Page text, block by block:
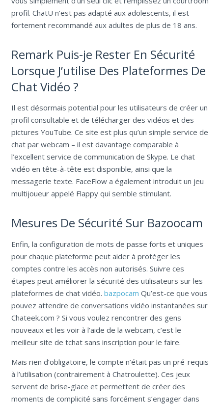
profil. ChatU n’est pas adapté aux adolescents, il est
fortement recommandé aux adultes de plus de 18 ans.
Remark Puis-je Rester En Sécurité
Lorsque J’utilise Des Plateformes De
Chat Vidéo ?
Il est désormais potential pour les utilisateurs de créer un
profil consultable et de télécharger des vidéos et des
pictures YouTube. Ce site est plus qu’un simple service de
chat par webcam – il est davantage comparable à
l’excellent service de communication de Skype. Le chat
vidéo en tête-à-tête est disponible, ainsi que la
messagerie texte. FaceFlow a également introduit un jeu
multijoueur appelé Flappy qui semble stimulant.
Mesures De Sécurité Sur Bazoocam
Enfin, la configuration de mots de passe forts et uniques
pour chaque plateforme peut aider à protéger les
comptes contre les accès non autorisés. Suivre ces
étapes peut améliorer la sécurité des utilisateurs sur les
plateformes de chat vidéo. bazpocam Qu’est-ce que vous
pouvez attendre de conversations vidéo instantanées sur
Chateek.com ? Si vous voulez rencontrer des gens
nouveaux et les voir à l’aide de la webcam, c’est le
meilleur site de tchat sans inscription pour le faire.
Mais rien d’obligatoire, le compte n’était pas un pré-requis
à l’utilisation (contrairement à Chatroulette). Ces jeux
servent de brise-glace et permettent de créer des
moments de complicité sans forcément s’engager dans